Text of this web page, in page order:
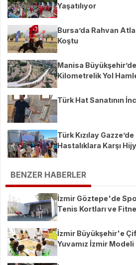
Yaşatılıyor
Bursa’da Rahvan
Koştu
Manisa
Kilometrelik Yol
Türk Hat Sanatının
Türk Kızılay
Hastalıklara Karşı
BENZER HABERLER
İzmir Göztepe'de
Tenis Kortları ve
İzmir Büyükşehir'e
Yuvamız İzmir